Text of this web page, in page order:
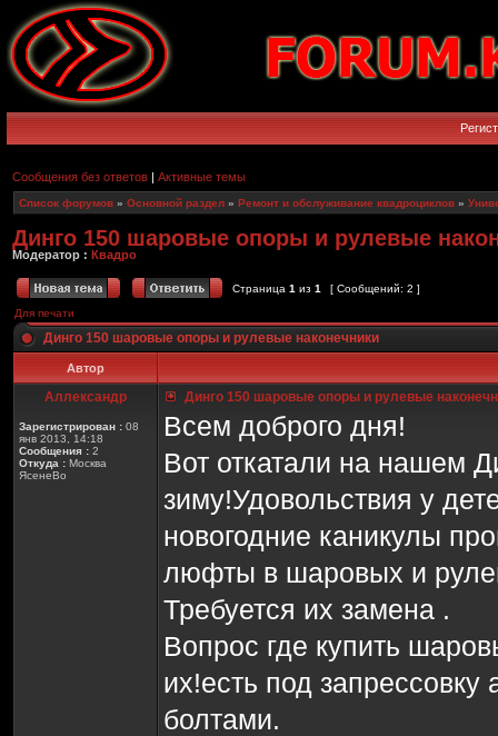
Сообщения без ответов | Активные темы
Список форумов » Основной раздел » Ремонт и обслуживание квадроциклов »
Динго 150 шаровые опоры и рулевые
Модератор : Квадро
Страница 1 из 1
[ Сообщений: 2 ]
Для печати
Динго 150 шаровые опоры и рулевые наконечники
Автор
Аллександр
Зарегистрирован : 08
янв 2013, 14:18
Сообщения : 2
Откуда : Москва
ЯсенеВо
Динго 150 шаровые опоры и рулевые
Всем доброго дня!
Вот откатали на нашем
зиму!Удовольствия у
новогодние каникулы
люфты в шаровых и
Требуется их замена .
Вопрос где купить
их!есть под
болтами.